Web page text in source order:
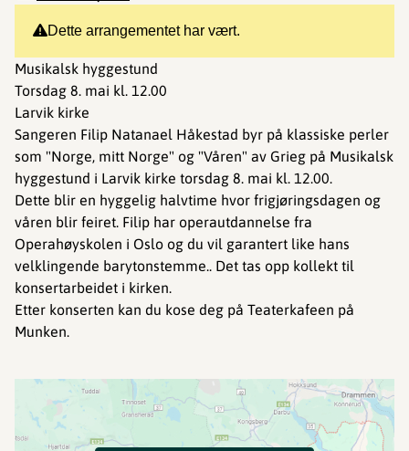
Dette arrangementet har vært.
Musikalsk hyggestund
Torsdag 8. mai kl. 12.00
Larvik kirke
Sangeren Filip Natanael Håkestad byr på klassiske perler
som "Norge, mitt Norge" og "Våren" av Grieg på Musikalsk
hyggestund i Larvik kirke torsdag 8. mai kl. 12.00.
Dette blir en hyggelig halvtime hvor frigjøringsdagen og
våren blir feiret. Filip har operautdannelse fra
Operahøyskolen i Oslo og du vil garantert like hans
velklingende barytonstemme.. Det tas opp kollekt til
konsertarbeidet i kirken.
Etter konserten kan du kose deg på Teaterkafeen på
Munken.